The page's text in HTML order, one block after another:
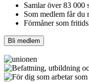
Samlar över 83 000
Som medlem får du
Förmåner som
Bli medlem